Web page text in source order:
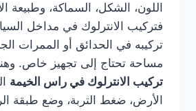
اللون، الشكل، السماكة، وطبيعة
فتركيب الانترلوك في مداخل
تركيبه في الحدائق أو الممرات
مساحة تحتاج إلى تجهيز خاص.
تركيب الانترلوك في راس الخيمة
الأرض، ضغط التربة، وضع طبقة